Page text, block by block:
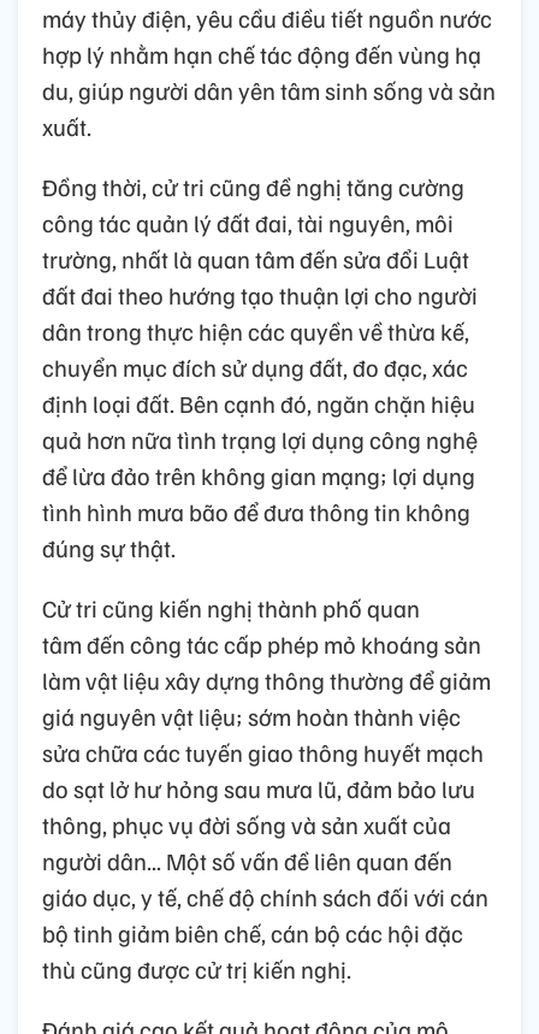
máy thủy điện, yêu cầu điều tiết nguồn nước
hợp lý nhằm hạn chế tác động đến vùng hạ
du, giúp người dân yên tâm sinh sống và sản
xuất.
Đồng thời, cử tri cũng đề nghị tăng cường
công tác quản lý đất đai, tài nguyên, môi
trường, nhất là quan tâm đến sửa đổi Luật
đất đai theo hướng tạo thuận lợi cho người
dân trong thực hiện các quyền về thừa kế,
chuyển mục đích sử dụng đất, đo đạc, xác
định loại đất. Bên cạnh đó, ngăn chặn hiệu
quả hơn nữa tình trạng lợi dụng công nghệ
để lừa đảo trên không gian mạng; lợi dụng
tình hình mưa bão để đưa thông tin không
đúng sự thật.
Cử tri cũng kiến nghị thành phố quan
tâm đến công tác cấp phép mỏ khoáng sản
làm vật liệu xây dựng thông thường để giảm
giá nguyên vật liệu; sớm hoàn thành việc
sửa chữa các tuyến giao thông huyết mạch
do sạt lở hư hỏng sau mưa lũ, đảm bảo lưu
thông, phục vụ đời sống và sản xuất của
người dân... Một số vấn đề liên quan đến
giáo dục, y tế, chế độ chính sách đối với cán
bộ tinh giảm biên chế, cán bộ các hội đặc
thù cũng được cử trị kiến nghị.